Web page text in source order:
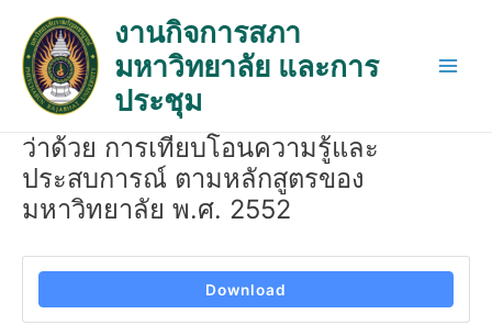
content
งานกิจการสภา
มหาวิทยาลัย และการ
ประชุม
ว่าด้วย การเทียบโอนความรู้และ
ประสบการณ์ ตามหลักสูตรของ
มหาวิทยาลัย พ.ศ. 2552
Download
navigation